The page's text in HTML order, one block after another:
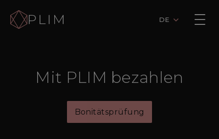
DE
Mit PLIM bezahlen
Bonitätsprüfung